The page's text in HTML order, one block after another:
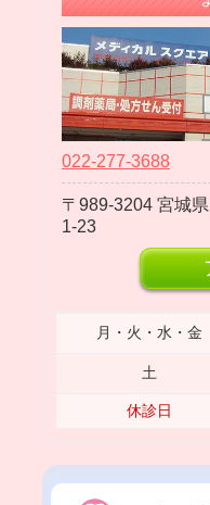
2023年11月
2023年10月
2023年09月
2023年08月
2023年07月
2023年05月
2023年04月
2023年03月
2023年02月
2022年09月
022-277-3688
989-3204 宮城県
1-23
月・火・水・金
土
休診日